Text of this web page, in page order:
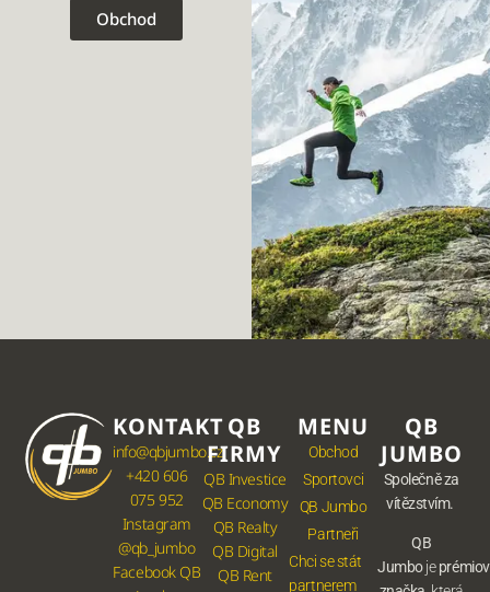
Obchod
KONTAKT
info@qbjumbo.cz
+420 606
075 952
Instagram
@qb_jumbo
Facebook QB
QB
FIRMY
QB Investice
QB Economy
QB Realty
QB Digital
QB Rent
MENU
Obchod
Sportovci
QB Jumbo
Partneři
Chci se stát
partnerem
QB
JUMBO
Společně za
vítězstvím.
QB
Jumboje